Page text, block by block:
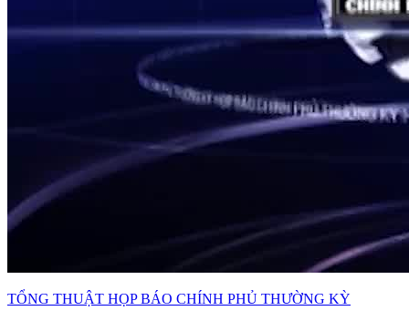
TỔNG THUẬT HỌP BÁO CHÍNH PHỦ THƯỜNG KỲ